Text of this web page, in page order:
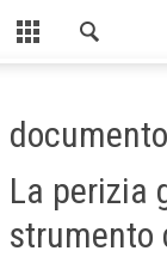
CHI SIAMO
MISSION
CONTATTI
documento
La perizia
strumento